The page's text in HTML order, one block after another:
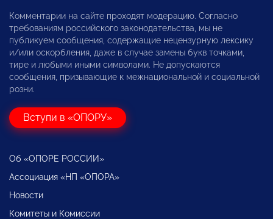
Комментарии на сайте проходят модерацию. Согласно
требованиям российского законодательства, мы не
публикуем сообщения, содержащие нецензурную лексику
и/или оскорбления, даже в случае замены букв точками,
тире и любыми иными символами. Не допускаются
сообщения, призывающие к межнациональной и социальной
розни.
Вступи в «ОПОРУ»
Об «ОПОРЕ РОССИИ»
Ассоциация «НП «ОПОРА»
Новости
Комитеты и Комиссии